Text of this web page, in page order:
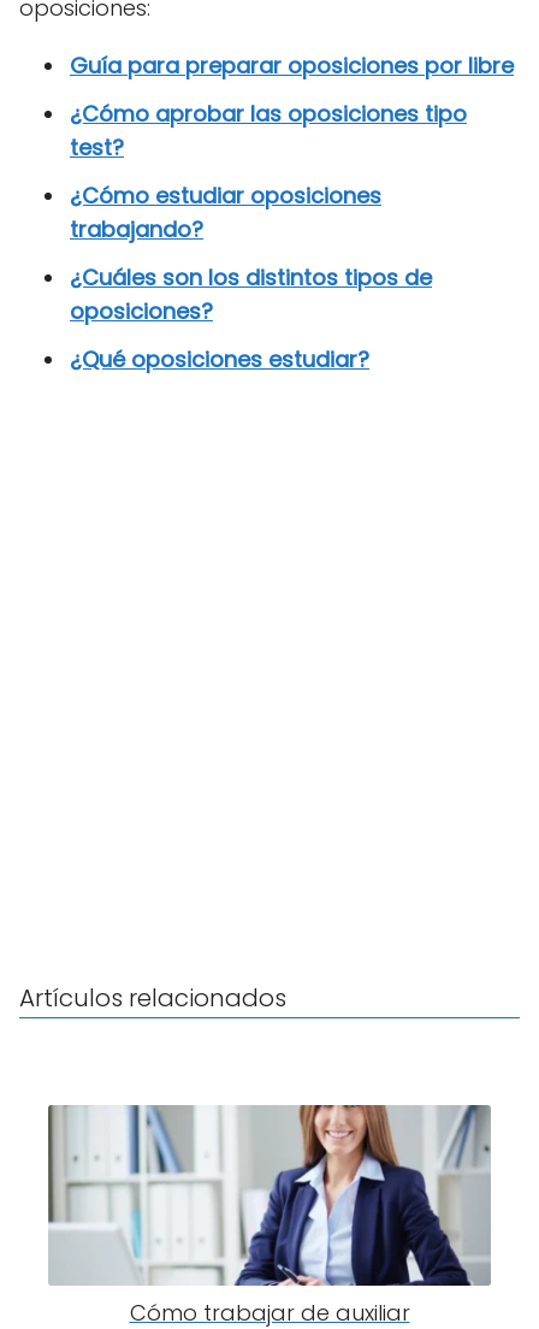
oposiciones:
Guía para preparar oposiciones por libre
¿Cómo aprobar las oposiciones tipo
test?
¿Cómo estudiar oposiciones
trabajando?
¿Cuáles son los distintos tipos de
oposiciones?
¿Qué oposiciones estudiar?
Artículos relacionados
Cómo trabajar de auxiliar